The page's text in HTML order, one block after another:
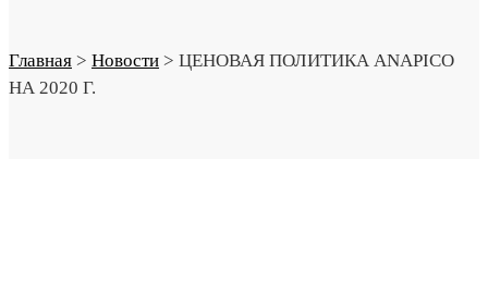
Главная > Новости > ЦЕНОВАЯ ПОЛИТИКА ANAPICO
НА 2020 Г.